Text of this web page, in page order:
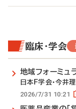
臨床・学会
地域フォーミュ
日本F学会・今井
2026/7/31 10:21